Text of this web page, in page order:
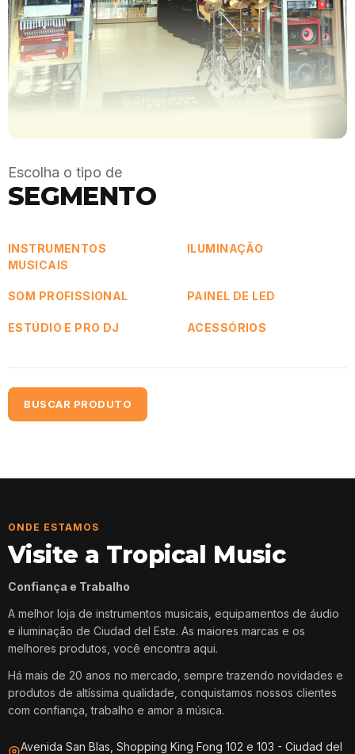
Escolha o tipo de
SEGMENTO
INSTRUMENTOS
MUSICAIS
ILUMINAÇÃO
SOM PROFISSIONAL PAINEL DE LED
ESTÚDIO E PRO DJ ACESSÓRIOS
BUSCAR PRODUTO
ONDE ESTAMOS
Visite a Tropical Music
Confiança e Trabalho
A melhor loja de instrumentos musicais, equipamentos de áudio
e iluminação de Ciudad del Este. As maiores marcas e os
melhores produtos, você encontra aqui.
Há mais de 20 anos no mercado, sempre trazendo novidades e
produtos de altíssima qualidade, conquistamos nossos clientes
com confiança, trabalho e amor a música.
Avenida San Blas, Shopping King Fong 102 e 103 - Ciudad del